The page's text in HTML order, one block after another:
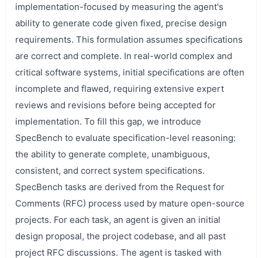
implementation-focused by measuring the agent's
ability to generate code given fixed, precise design
requirements. This formulation assumes specifications
are correct and complete. In real-world complex and
critical software systems, initial specifications are often
incomplete and flawed, requiring extensive expert
reviews and revisions before being accepted for
implementation. To fill this gap, we introduce
SpecBench to evaluate specification-level reasoning:
the ability to generate complete, unambiguous,
consistent, and correct system specifications.
SpecBench tasks are derived from the Request for
Comments (RFC) process used by mature open-source
projects. For each task, an agent is given an initial
design proposal, the project codebase, and all past
project RFC discussions. The agent is tasked with